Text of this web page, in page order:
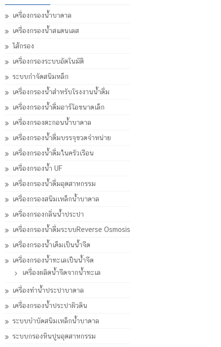
เครื่องกรองน้ำบาดาล
เครื่องกรองน้ำสแตนเลส
ไส้กรอง
เครื่องกรองระบบอัตโนมัติ
ระบบกำจัดสนิมหล็ก
เครื่องกรองน้ำสำหรับโรงงานน้ำดื่ม
เครื่องกรองน้ำดื่มอาร์โอขนาดเล็ก
เครื่องกรองตะกอนน้ำบาดาล
เครื่องกรองน้ำดื่มบรรจุขวดจำหน่าย
เครื่องกรองน้ำดื่มในครัวเรือน
เครื่องกรองน้ำ UF
เครื่องกรองน้ำดื่มอุตสาหกรรม
เครื่องกรองสนิมเหล็กน้ำบาดาล
เครื่องกรองกลิ่นน้ำประปา
เครื่องกรองน้ำดื่มระบบReverse Osmosis
เครื่องกรองน้ำเค็มเป็นน้ำจืด
เครื่องกรองน้ำทะเลเป็นน้ำจืด
เครื่องผลิตน้ำจืดจากน้ำทะเล
เครื่องทำน้ำประปาบาดาล
เครื่องกรองน้ำประปาผิวดิน
ระบบบำบัดสนิมเหล็กน้ำบาดาล
ระบบกรองหินปูนอุตสาหกรรม